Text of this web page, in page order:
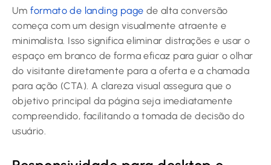
Umformato de landing page de alta conversão
começa com um design visualmente atraente e
minimalista. Isso significa eliminar distrações e usar o
espaço em branco de forma eficaz para guiar o olhar
do visitante diretamente para a oferta e a chamada
para ação (CTA). A clareza visual assegura que o
objetivo principal da página seja imediatamente
compreendido, facilitando a tomada de decisão do
usuário.